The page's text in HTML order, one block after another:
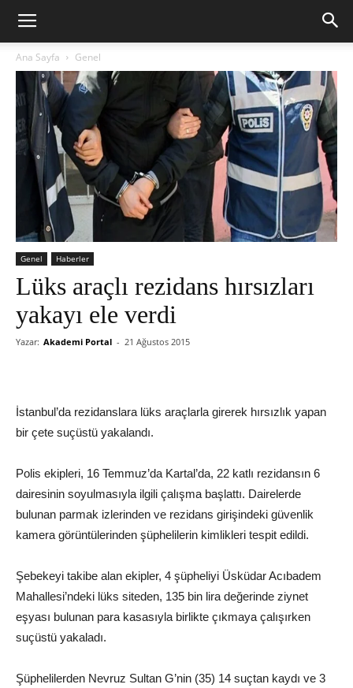
Ana Sayfa Genel
Genel Haberler
Lüks araçlı rezidans hırsızları
yakayı ele verdi
Yazar: Akademi Portal - 21 Ağustos 2015
İstanbul’da rezidanslara lüks araçlarla girerek hırsızlık yapan
bir çete suçüstü yakalandı.
Polis ekipleri, 16 Temmuz’da Kartal’da, 22 katlı rezidansın 6
dairesinin soyulmasıyla ilgili çalışma başlattı. Dairelerde
bulunan parmak izlerinden ve rezidans girişindeki güvenlik
kamera görüntülerinden şüphelilerin kimlikleri tespit edildi.
Şebekeyi takibe alan ekipler, 4 şüpheliyi Üsküdar Acıbadem
Mahallesi’ndeki lüks siteden, 135 bin lira değerinde ziynet
eşyası bulunan para kasasıyla birlikte çıkmaya çalışırken
suçüstü yakaladı.
Şüphelilerden Nevruz Sultan G’nin (35) 14 suçtan kaydı ve 3